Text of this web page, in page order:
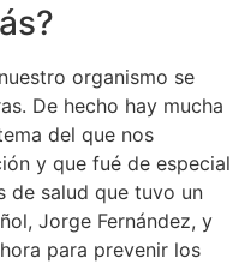
organismo se
De hecho hay mucha
del que nos
y que fué de especial
de salud que tuvo un
Jorge Fernández, y
para prevenir los